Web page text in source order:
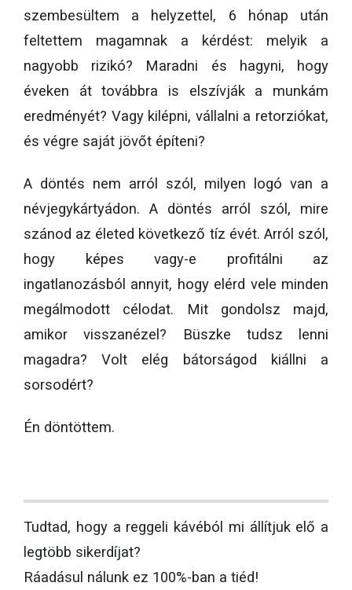
szembesültem a helyzettel, 6 hónap után
feltettem magamnak a kérdést: melyik a
nagyobb rizikó? Maradni és hagyni, hogy
éveken át továbbra is elszívják a munkám
eredményét? Vagy kilépni, vállalni a retorziókat,
és végre saját jövőt építeni?
A döntés nem arról szól, milyen logó van a
névjegykártyádon. A döntés arról szól, mire
szánod az életed következő tíz évét. Arról szól,
hogy képes vagy-e profitálni az
ingatlanozásból annyit, hogy elérd vele minden
megálmodott célodat. Mit gondolsz majd,
amikor visszanézel? Büszke tudsz lenni
magadra? Volt elég bátorságod kiállni a
sorsodért?
Én döntöttem.
Tudtad, hogy a reggeli kávéból mi állítjuk elő a
legtöbb sikerdíjat?
Ráadásul nálunk ez 100%-ban a tiéd!